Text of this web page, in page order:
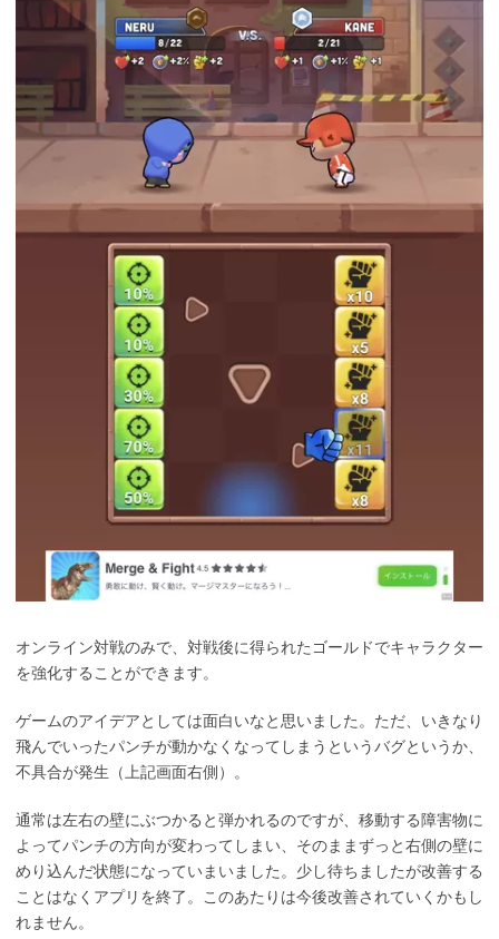
オンライン対戦のみで、対戦後に得られたゴールドでキャラクター
を強化することができます。
ゲームのアイデアとしては面白いなと思いました。ただ、いきなり
飛んでいったパンチが動かなくなってしまうというバグというか、
不具合が発生（上記画面右側）。
通常は左右の壁にぶつかると弾かれるのですが、移動する障害物に
よってパンチの方向が変わってしまい、そのままずっと右側の壁に
めり込んだ状態になっていまいました。少し待ちましたが改善する
ことはなくアプリを終了。このあたりは今後改善されていくかもし
れません。